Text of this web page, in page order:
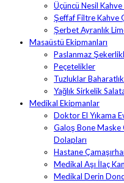
Üçüncü Nesil
Şeffaf Filtre Kahve
Şerbet Ayranlık
Masaüstü Ekipmanları
Paslanmaz
Peçetelikler
Tuzluklar
Yağlık Sirkelik
Medikal Ekipmanlar
Doktor El Yıkama
Galoş Bone Maske
Dolapları
Hastane
Medikal Aşı İlaç
Medikal Derin